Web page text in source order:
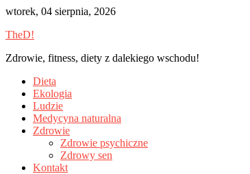
Skip
content
wtorek, 04 sierpnia, 2026
TheD!
Zdrowie, fitness, diety z dalekiego wschodu!
Dieta
Ekologia
Ludzie
Medycyna naturalna
Zdrowie
Zdrowie psychiczne
Zdrowy sen
Kontakt